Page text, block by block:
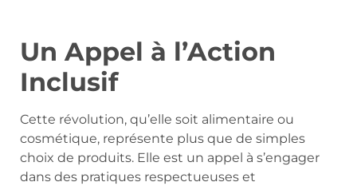
Un Appel à l’Action
Inclusif
Cette révolution, qu’elle soit alimentaire ou
cosmétique, représente plus que de simples
choix de produits. Elle est un appel à s’engager
dans des pratiques respectueuses et